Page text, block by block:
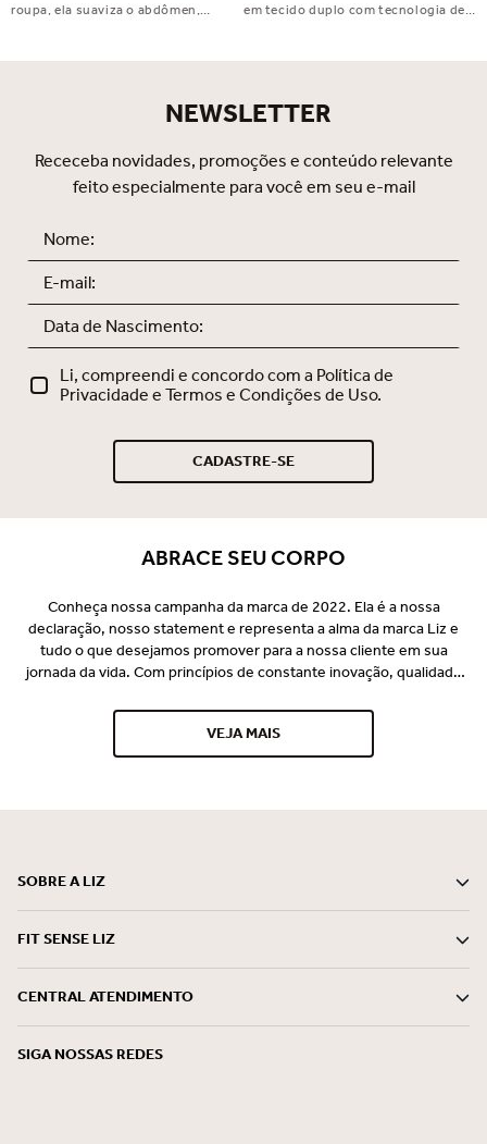
roupa, ela suaviza o abdômen,
em tecido duplo com tecnologia de
Fusion Smooth: exclusivo,
sofisticado e feito para você se
NEWSLETTER
Receceba novidades, promoções e conteúdo relevante
feito especialmente para você em seu e-mail
Li, compreendi e concordo com a Política de
Privacidade e Termos e Condições de Uso.
CADASTRE-SE
ABRACE SEU CORPO
Conheça nossa campanha da marca de 2022. Ela é a nossa
declaração, nosso statement e representa a alma da marca Liz e
tudo o que desejamos promover para a nossa cliente em sua
jornada da vida. Com princípios de constante inovação, qualidade
nossa consumidora, a Liz se consagrou no mercado e é
reconhecida por seus lançamentos pioneiros e tecnológicos
desde 1997. Somos uma marca especialista em conforto, bem-
VEJA MAIS
SOBRE A LIZ
FIT SENSE LIZ
CENTRAL ATENDIMENTO
SIGA NOSSAS REDES